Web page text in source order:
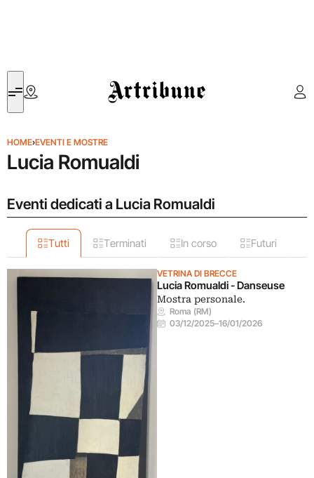
Artribune
HOME›EVENTI E MOSTRE
Lucia Romualdi
Eventi dedicati a Lucia Romualdi
Tutti Terminati In corso Futuri
VETRINA DI BRECCE
Lucia Romualdi - Danseuse
Mostra personale.
Roma (RM)
03/12/2025–16/01/2026